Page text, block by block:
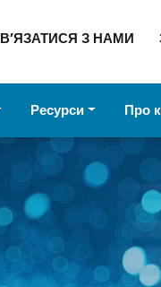
З НАМИ
Ресурси Про